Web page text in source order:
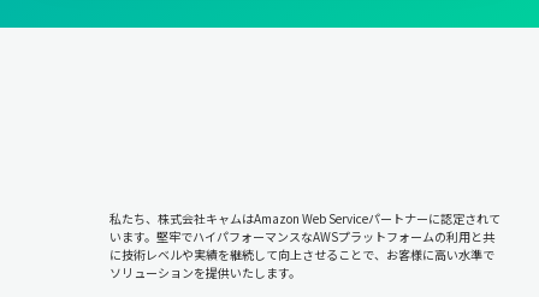
私たち、株式会社キャムはAmazon Web Serviceパートナーに認定されて
います。堅牢でハイパフォーマンスなAWSプラットフォームの利用と共
に技術レベルや実績を継続して向上させることで、お客様に高い水準で
ソリューションを提供いたします。